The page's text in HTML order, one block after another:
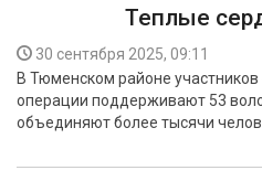
Теплые
30 сентября 2025, 09:11
В Тюменском районе
операции поддерживают 53
объединяют более тысячи